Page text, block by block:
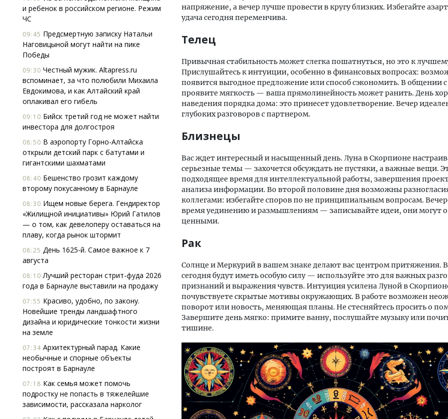
и ребенок в российском регионе. Режим
ЧС
09:45 Предсмертную записку Натальи
Наговицыной могут найти на пике
Победы
09:30 Честный мужик. Altapress.ru
вспоминает, за что полюбили Михаила
Евдокимова, и как Алтайский край
оплакивал его гибель
09:10 Бийск третий год не может найти
инвестора для долгостроя
08:50 В аэропорту Горно-Алтайска
открыли детский парк с батутами и
гигантскими шахматами
08:40 Бешенство грозит каждому
второму покусанному в Барнауле
08:30 Ищем новые берега. Гендиректор
«Жилищной инициативы» Юрий Гатилов
— о том, как девелоперу оставаться на
плаву, когда рынок штормит
08:25 День 1625-й. Самое важное к 7
августа
08:10 Лучший ресторан стрит-фуда 2026
года в Барнауле выставили на продажу
07:55 Красиво, удобно, по закону.
Новейшие тренды ландшафтного
дизайна и юридические тонкости жизни
на земле
07:34 Архитектурный парад. Какие
необычные и спорные объекты
построят в Барнауле
07:18 Как семья может помочь
подростку не попасть в тяжелейшие
зависимости, рассказала нарколог
напряжение, а вечер лучше провести в кругу близких. Избегайте
удача сегодня переменчива.
Телец
Привычная стабильность может слегка пошатнуться, но это к
Прислушайтесь к интуиции, особенно в финансовых вопросах:
появится выгодное предложение или способ сэкономить. В общении
проявите мягкость — ваша прямолинейность может ранить. День
наведения порядка дома: это принесет удовлетворение. Вечер
глубоких разговоров с партнером.
Близнецы
Вас ждет интересный и насыщенный день. Луна в Скорпионе
серьезные темы — захочется обсуждать не пустяки, а важные вещи.
подходящее время для интеллектуальной работы, завершения
анализа информации. Во второй половине дня возможны
коллегами: избегайте споров по не принципиальным вопросам.
время уединению и размышлениям — записывайте идеи, они могут
ценными.
Рак
Солнце и Меркурий в вашем знаке делают вас центром притяжения.
сегодня будут иметь особую силу — используйте это для важных
признаний и выражения чувств. Интуиция усилена Луной в
почувствуете скрытые мотивы окружающих. В работе возможен
поворот или новость, меняющая планы. Не стесняйтесь просить о
Завершите день мягко: примите ванну, послушайте музыку или
тишине.